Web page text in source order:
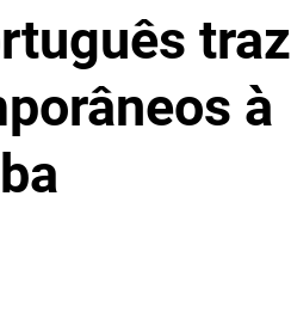
traz
à